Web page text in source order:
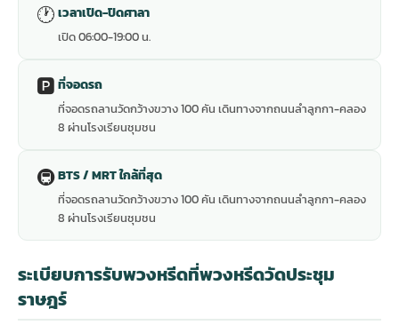
🕐 เวลาเปิด-ปิดศาลา
เปิด 06:00-19:00 น.
🅿️ ที่จอดรถ
ที่จอดรถลานวัดกว้างขวาง 100 คัน เดินทางจากถนนลำลูกกา-คลอง
8 ผ่านโรงเรียนชุมชน
🚇BTS / MRT ใกล้ที่สุด
ที่จอดรถลานวัดกว้างขวาง 100 คัน เดินทางจากถนนลำลูกกา-คลอง
8 ผ่านโรงเรียนชุมชน
ระเบียบการรับพวงหรีดที่พวงหรีดวัดประชุม
ราษฎร์